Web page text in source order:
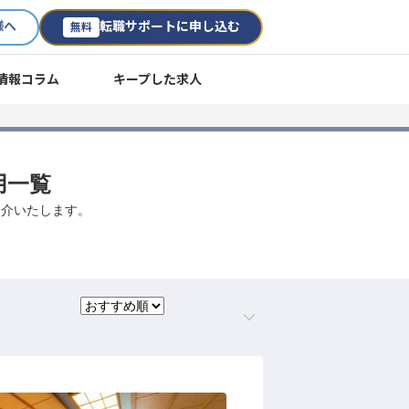
へ 無料 転職サポートに申し込む
報コラム キープした求人
一覧
いたします。